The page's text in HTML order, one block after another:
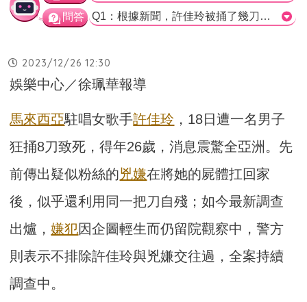
問答 Q1：根據新聞，許佳玲被捅了幾刀？ a) 5刀 b) 6刀 c) 7刀 d) 8刀 正確解答：d) 8刀 Q2：目前該兇案嫌犯的情況是什麼？ a) 已逃逸 b) 在醫院觀察中 c) 已被逮捕 d) 正在接受審判 正確解答：b) 在醫院觀察中 Q3：根據新聞，許佳玲的男友對於警方的說法有何反應？ a) 希望警方公布更多調查細節 b) 質疑兇嫌是否為許佳玲的男友 c) 表示對案情有誤解或過度揣測 d) 呼籲警方加強調查兇嫌的行業背景 正確解答：b) 質疑兇嫌是否為許佳玲的男友
2023/12/26 12:30
娛樂中心／徐珮華報導
馬來西亞駐唱女歌手許佳玲 ，18日遭一名男子
狂捅8刀致死，得年26歲，消息震驚全亞洲。先
前傳出疑似粉絲的兇嫌在將她的屍體扛回家
後，似乎還利用同一把刀自殘；如今最新調查
出爐，嫌犯因企圖輕生而仍留院觀察中，警方
則表示不排除許佳玲與兇嫌交往過，全案持續
調查中。